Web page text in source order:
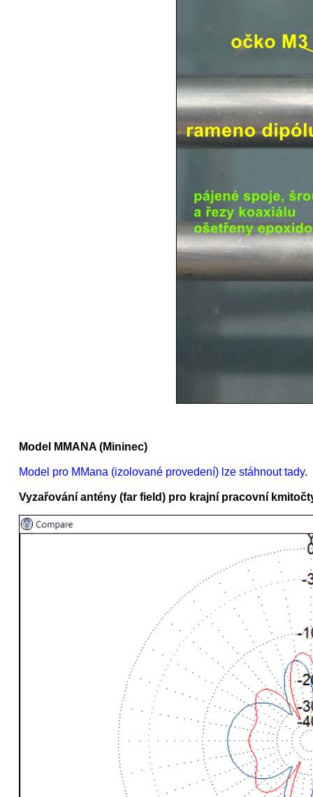
Model MMANA (Mininec)
Model pro MMana (izolované provedení) lze stáhnout tady.
Vyzařování antény (far field) pro krajní pracovní